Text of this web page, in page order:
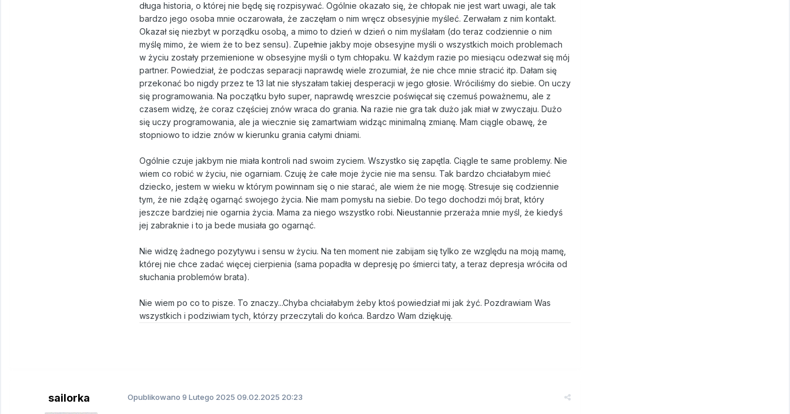
długa historia, o której nie będę się rozpisywać. Ogólnie okazało się, że chłopak nie jest wart uwagi, ale tak
bardzo jego osoba mnie oczarowała, że zaczęłam o nim wręcz obsesyjnie myśleć. Zerwałam z nim kontakt.
Okazał się niezbyt w porządku osobą, a mimo to dzień w dzień o nim myślałam (do teraz codziennie o nim
myślę mimo, że wiem że to bez sensu). Zupełnie jakby moje obsesyjne myśli o wszystkich moich problemach
w życiu zostały przemienione w obsesyjne myśli o tym chłopaku. W każdym razie po miesiącu odezwał się mój
partner. Powiedział, że podczas separacji naprawdę wiele zrozumiał, że nie chce mnie stracić itp. Dałam się
przekonać bo nigdy przez te 13 lat nie słyszałam takiej desperacji w jego głosie. Wróciliśmy do siebie. On uczy
się programowania. Na początku było super, naprawdę wreszcie poświęcał się czemuś poważnemu, ale z
czasem widzę, że coraz częściej znów wraca do grania. Na razie nie gra tak dużo jak miał w zwyczaju. Dużo
się uczy programowania, ale ja wiecznie się zamartwiam widząc minimalną zmianę. Mam ciągle obawę, że
stopniowo to idzie znów w kierunku grania całymi dniami.
Ogólnie czuje jakbym nie miała kontroli nad swoim zyciem. Wszystko się zapętla. Ciągle te same problemy. Nie
wiem co robić w życiu, nie ogarniam. Czuję że całe moje życie nie ma sensu. Tak bardzo chciałabym mieć
dziecko, jestem w wieku w którym powinnam się o nie starać, ale wiem że nie mogę. Stresuje się codziennie
tym, że nie zdążę ogarnąć swojego życia. Nie mam pomysłu na siebie. Do tego dochodzi mój brat, który
jeszcze bardziej nie ogarnia życia. Mama za niego wszystko robi. Nieustannie przeraża mnie myśl, że kiedyś
jej zabraknie i to ja bede musiała go ogarnąć.
Nie widzę żadnego pozytywu i sensu w życiu. Na ten moment nie zabijam się tylko ze względu na moją mamę,
której nie chce zadać więcej cierpienia (sama popadła w depresję po śmierci taty, a teraz depresja wróciła od
słuchania problemów brata).
Nie wiem po co to pisze. To znaczy...Chyba chciałabym żeby ktoś powiedział mi jak żyć. Pozdrawiam Was
wszystkich i podziwiam tych, którzy przeczytali do końca. Bardzo Wam dziękuję.
sailorka Opublikowano 9 Lutego 2025 09.02.2025 20:23